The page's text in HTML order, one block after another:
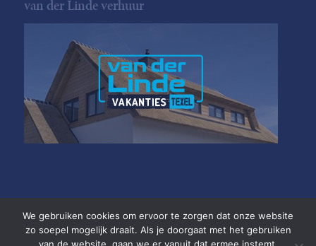
van der Linde verhuur
We gebruiken cookies om ervoor te zorgen dat onze website
zo soepel mogelijk draait. Als je doorgaat met het gebruiken